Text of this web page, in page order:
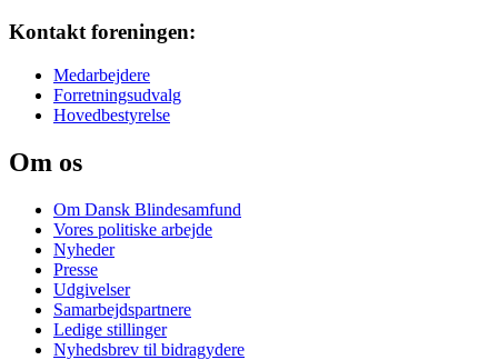
Kontakt foreningen:
Medarbejdere
Forretningsudvalg
Hovedbestyrelse
Om os
Om Dansk Blindesamfund
Vores politiske arbejde
Nyheder
Presse
Udgivelser
Samarbejdspartnere
Ledige stillinger
Nyhedsbrev til bidragydere